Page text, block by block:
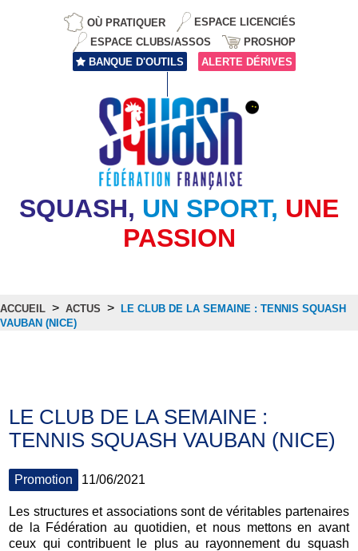
OÙ PRATIQUER
ESPACE LICENCIÉS
ESPACE CLUBS/ASSOS
PROSHOP
BANQUE D'OUTILS
ALERTE DÉRIVES
SQUASH, UN SPORT, UNE
PASSION
ACCUEIL > ACTUS > LE CLUB DE LA SEMAINE : TENNIS SQUASH
VAUBAN (NICE)
LE CLUB DE LA SEMAINE :
TENNIS SQUASH VAUBAN (NICE)
Promotion 11/06/2021
Les structures et associations sont de véritables partenaires
de la Fédération au quotidien, et nous mettons en avant
ceux qui contribuent le plus au rayonnement du squash